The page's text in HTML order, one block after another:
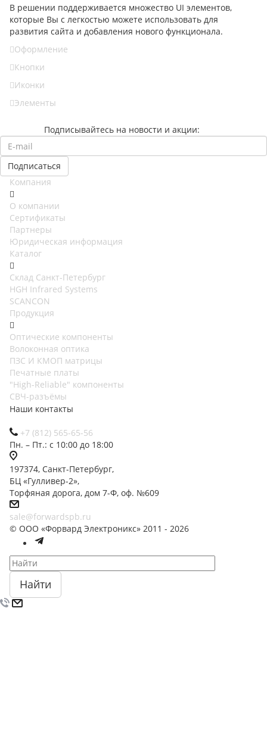
В решении поддерживается множество UI элементов,
которые Вы с легкостью можете использовать для
развития сайта и добавления нового функционала.
Оформление
Кнопки
Иконки
Элементы
Подписывайтесь на новости и акции:
Компания
О компании
Сертификаты
Партнеры
Юридическая информация
Каталог
Cклад Санкт-Петербург
HGH Infrared Systems
SCANCON
Продукция
Оптические компоненты
Волоконная оптика
ПЗС И КМОП матрицы
Печатные платы
"High-Reliable" компоненты
СВЧ-разъёмы
Наши контакты
+7 (812) 565-65-56
Пн. – Пт.: с 10:00 до 18:00
197374, Санкт-Петербург,
БЦ «Гулливер-2»,
Торфяная дорога, дом 7-Ф, оф. №609
sale@forwardspb.ru
© ООО «Форвард Электроникс» 2011 - 2026
Найти